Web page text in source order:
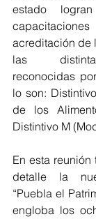
estado
acreditación de
las
reconocidas
lo son:
de los
Distintivo M
En esta
detalle la
“Puebla el
engloba los